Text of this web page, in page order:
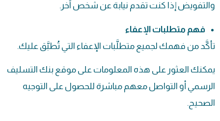
والتفويض إذا كنت تقدم نيابة عن شخص آخر.
فهم متطلبات الإعفاء
تأكَّد من فهمك لجميع متطلَّبات الإعفاء التي تُطبَّق عليك.
يمكنك العثور على هذه المعلومات على موقع بنك التسليف
الرسمي أو التواصل معهم مباشرة للحصول على التوجيه
الصحيح.